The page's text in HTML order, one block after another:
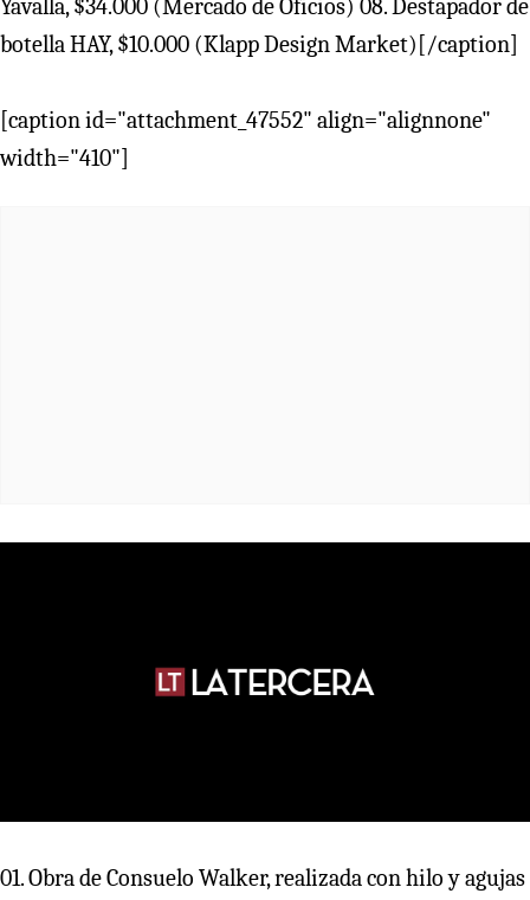
Yavalla, $34.000 (Mercado de Oficios) 08. Destapador de
botella HAY, $10.000 (Klapp Design Market)[/caption]
[caption id="attachment_47552" align="alignnone"
width="410"]
01. Obra de Consuelo Walker, realizada con hilo y agujas